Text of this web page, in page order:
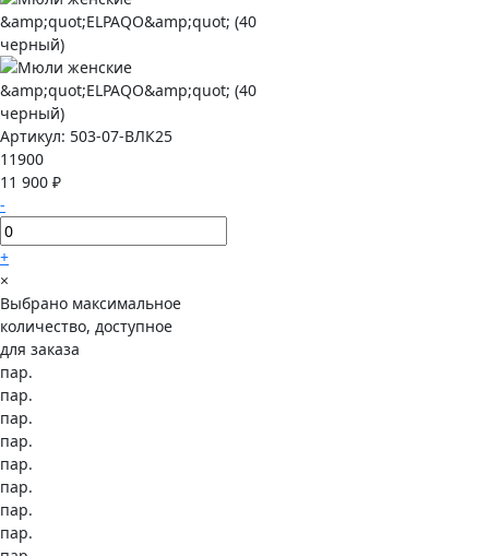
Артикул: 503-07-ВЛК25
11900
11 900 ₽
-
+
×
Выбрано максимальное
количество, доступное
для заказа
пар.
пар.
пар.
пар.
пар.
пар.
пар.
пар.